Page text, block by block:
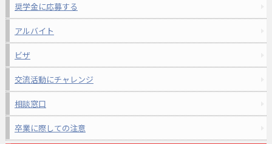
奨学金に応募する
アルバイト
ビザ
交流活動にチャレンジ
相談窓口
卒業に際しての注意